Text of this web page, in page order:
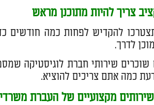
צריך להיות מתוכנן מראש
להקדיש לפחות כמה חודשים
לדרך.
שירותי חברת לוגיסטיקה
כמה אתם צריכים להוציא.
מקצועיים של העברת